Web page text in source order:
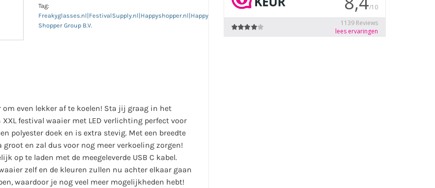
Tag:
Freakyglasses.nl|FestivalSupply.nl|Happyshopper.nl|Happy
Shopper Group B.V.
even lekker af te koelen! Sta jij graag in het
festival waaier met LED verlichting perfect voor
polyester doek en is extra stevig. Met een breedte
en zal dus voor nog meer verkoeling zorgen!
op te laden met de meegeleverde USB C kabel.
zelf en de kleuren zullen nu achter elkaar gaan
waardoor je nog veel meer mogelijkheden hebt!